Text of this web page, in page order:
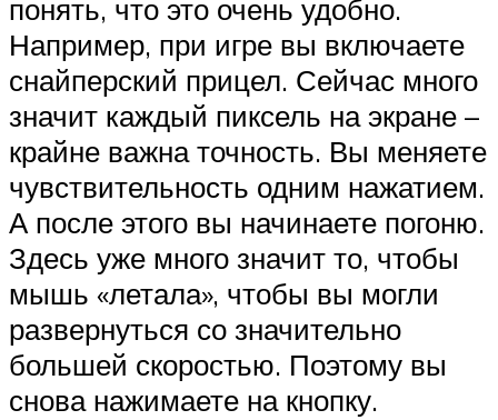
понять, что это очень удобно.
Например, при игре вы включаете
снайперский прицел. Сейчас много
значит каждый пиксель на экране –
крайне важна точность. Вы меняете
чувствительность одним нажатием.
А после этого вы начинаете погоню.
Здесь уже много значит то, чтобы
мышь «летала», чтобы вы могли
развернуться со значительно
большей скоростью. Поэтому вы
снова нажимаете на кнопку.